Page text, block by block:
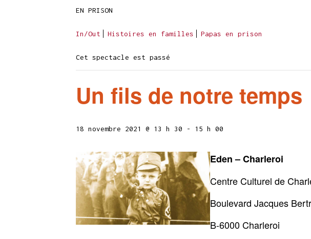
EN PRISON
In/Out Histoires en familles Papas en prison
Cet spectacle est passé
Un fils de notre temps
18 novembre 2021 @ 13 h 30 - 15 h 00
Eden – Charleroi
Centre Culturel de
Boulevard Jacques
B-6000 Charleroi